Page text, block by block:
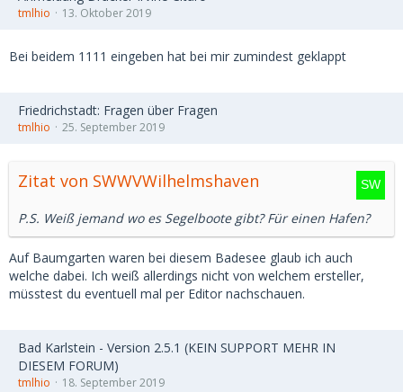
tmlhio 13. Oktober 2019
Bei beidem 1111 eingeben hat bei mir zumindest geklappt
Friedrichstadt: Fragen über Fragen
tmlhio 25. September 2019
Zitat von SWWVWilhelmshaven
P.S. Weiß jemand wo es Segelboote gibt? Für einen Hafen?
Auf Baumgarten waren bei diesem Badesee glaub ich auch
welche dabei. Ich weiß allerdings nicht von welchem ersteller,
müsstest du eventuell mal per Editor nachschauen.
Bad Karlstein - Version 2.5.1 (KEIN SUPPORT MEHR IN
DIESEM FORUM)
tmlhio 18. September 2019